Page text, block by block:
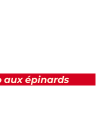
aux épinards